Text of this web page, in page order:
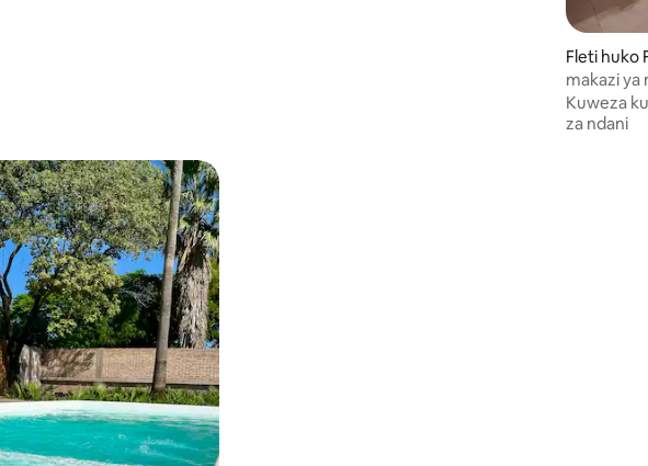
Fleti huko
makazi ya
Kuweza
za ndani